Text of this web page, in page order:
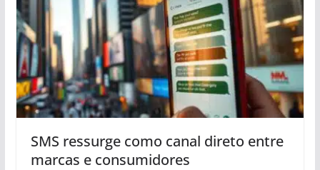
SMS ressurge como canal direto entre
marcas e consumidores